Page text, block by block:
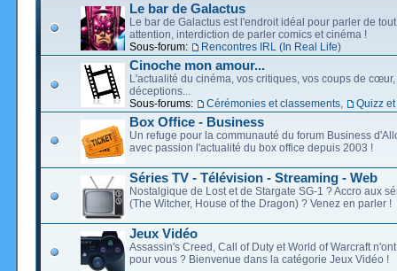
Le bar de Galactus
Le bar de Galactus est l'endroit idéal pour parler de
attention, interdiction de parler comics et cinéma !
Sous-forum:
Rencontres IRL (In Real Life)
Cinoche mon amour...
L'actualité du cinéma, vos critiques, vos coups de cœur,
déceptions...
Sous-forums:
Cérémonies et classements Quizz
Box Office - Business
Un refuge pour la communauté du forum Business
avec passion l'actualité du box office depuis 2003 !
Séries TV - Télévision - Streaming - Web
Nostalgique de Lost et de Stargate SG-1 ? Accro aux
(The Witcher, House of the Dragon) ? Venez en parler !
Jeux Vidéo
Assassin's Creed, Call of Duty et World of Warcraft
pour vous ? Bienvenue dans la catégorie Jeux Vidéo !